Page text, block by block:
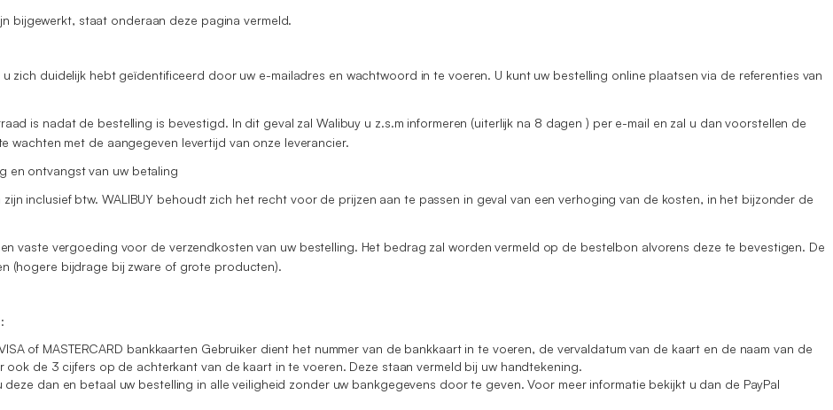
bijgewerkt, staat onderaan deze pagina vermeld.
zich duidelijk hebt geïdentificeerd door uw e-mailadres en wachtwoord in te voeren. U kunt uw bestelling online plaatsen via de referenties van
is nadat de bestelling is bevestigd. In dit geval zal Walibuy u z.s.m informeren (uiterlijk na 8 dagen ) per e-mail en zal u dan voorstellen de
met de aangegeven levertijd van onze leverancier.
en ontvangst van uw betaling
inclusief btw. WALIBUY behoudt zich het recht voor de prijzen aan te passen in geval van een verhoging van de kosten, in het bijzonder de
vaste vergoeding voor de verzendkosten van uw bestelling. Het bedrag zal worden vermeld op de bestelbon alvorens deze te bevestigen. De
(hogere bijdrage bij zware of grote producten).
of MASTERCARD bankkaarten Gebruiker dient het nummer van de bankkaart in te voeren, de vervaldatum van de kaart en de naam van de
de 3 cijfers op de achterkant van de kaart in te voeren. Deze staan vermeld bij uw handtekening.
deze dan en betaal uw bestelling in alle veiligheid zonder uw bankgegevens door te geven. Voor meer informatie bekijkt u dan de PayPal